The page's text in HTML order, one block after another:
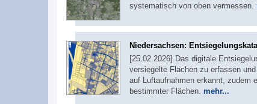
systematisch von oben vermessen.
Niedersachsen:
[25.02.2026] Das digitale
versiegelte Flächen zu erfassen
auf Luftaufnahmen erkannt, zudem
bestimmter Flächen. mehr...